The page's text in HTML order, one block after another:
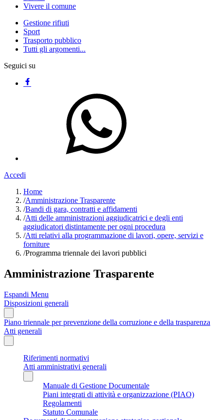
Vivere il comune
Gestione rifiuti
Sport
Trasporto pubblico
Tutti gli argomenti...
Seguici su
Accedi
Home
/Amministrazione Trasparente
/Bandi di gara, contratti e affidamenti
/Atti delle amministrazioni aggiudicatrici e degli enti
aggiudicatori distintamente per ogni procedura
/Atti relativi alla programmazione di lavori, opere, servizi e
forniture
/Programma triennale dei lavori pubblici
Amministrazione Trasparente
Espandi Menu
Disposizioni generali
Piano triennale per prevenzione della corruzione e della trasparenza
Atti generali
Riferimenti normativi
Atti amministrativi generali
Manuale di Gestione Documentale
Piani integrati di attività e organizzazione (PIAO)
Regolamenti
Statuto Comunale